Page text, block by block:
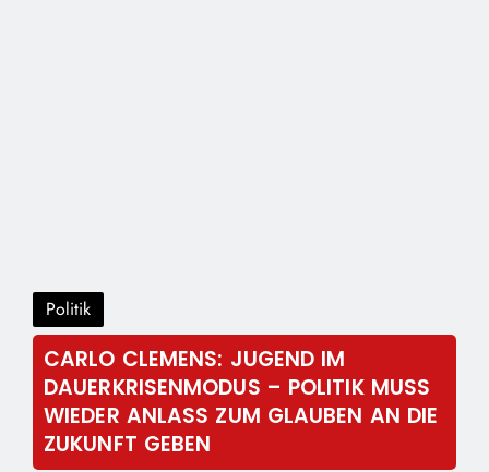
Politik
CARLO CLEMENS: JUGEND IM
DAUERKRISENMODUS – POLITIK MUSS
WIEDER ANLASS ZUM GLAUBEN AN DIE
ZUKUNFT GEBEN